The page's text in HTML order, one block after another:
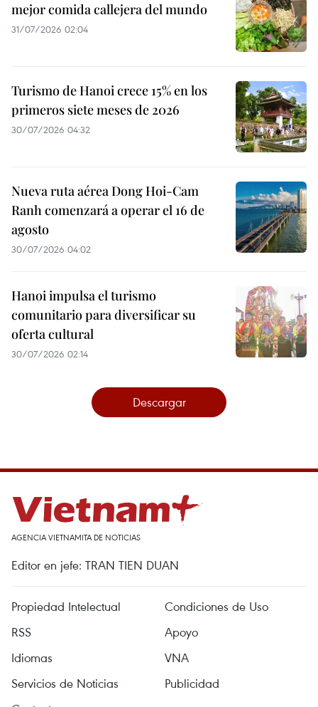
mejor comida callejera del mundo
31/07/2026 02:04
Turismo de Hanoi crece 15% en los
primeros siete meses de 2026
30/07/2026 04:32
Nueva ruta aérea Dong Hoi-Cam
Ranh comenzará a operar el 16 de
agosto
30/07/2026 04:02
Hanoi impulsa el turismo
comunitario para diversificar su
oferta cultural
30/07/2026 02:14
Descargar
AGENCIA VIETNAMITA DE NOTICIAS
Editor en jefe: TRAN TIEN DUAN
Propiedad Intelectual
Condiciones de Uso
RSS
Apoyo
Idiomas
VNA
Servicios de Noticias
Publicidad